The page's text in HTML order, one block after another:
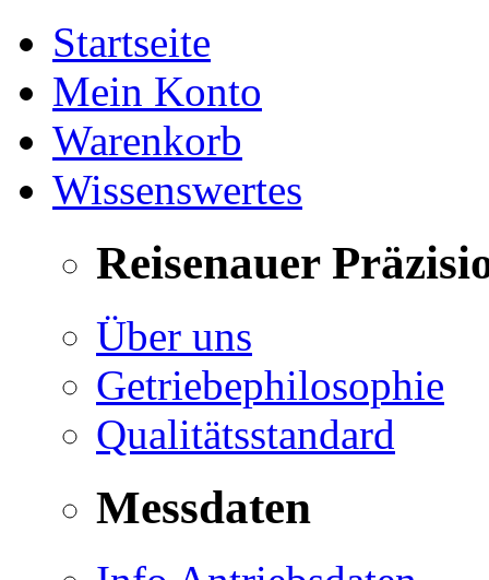
Startseite
Mein Konto
Warenkorb
Wissenswertes
Reisenauer
Über uns
Getriebephilosophie
Qualitätsstandard
Messdaten